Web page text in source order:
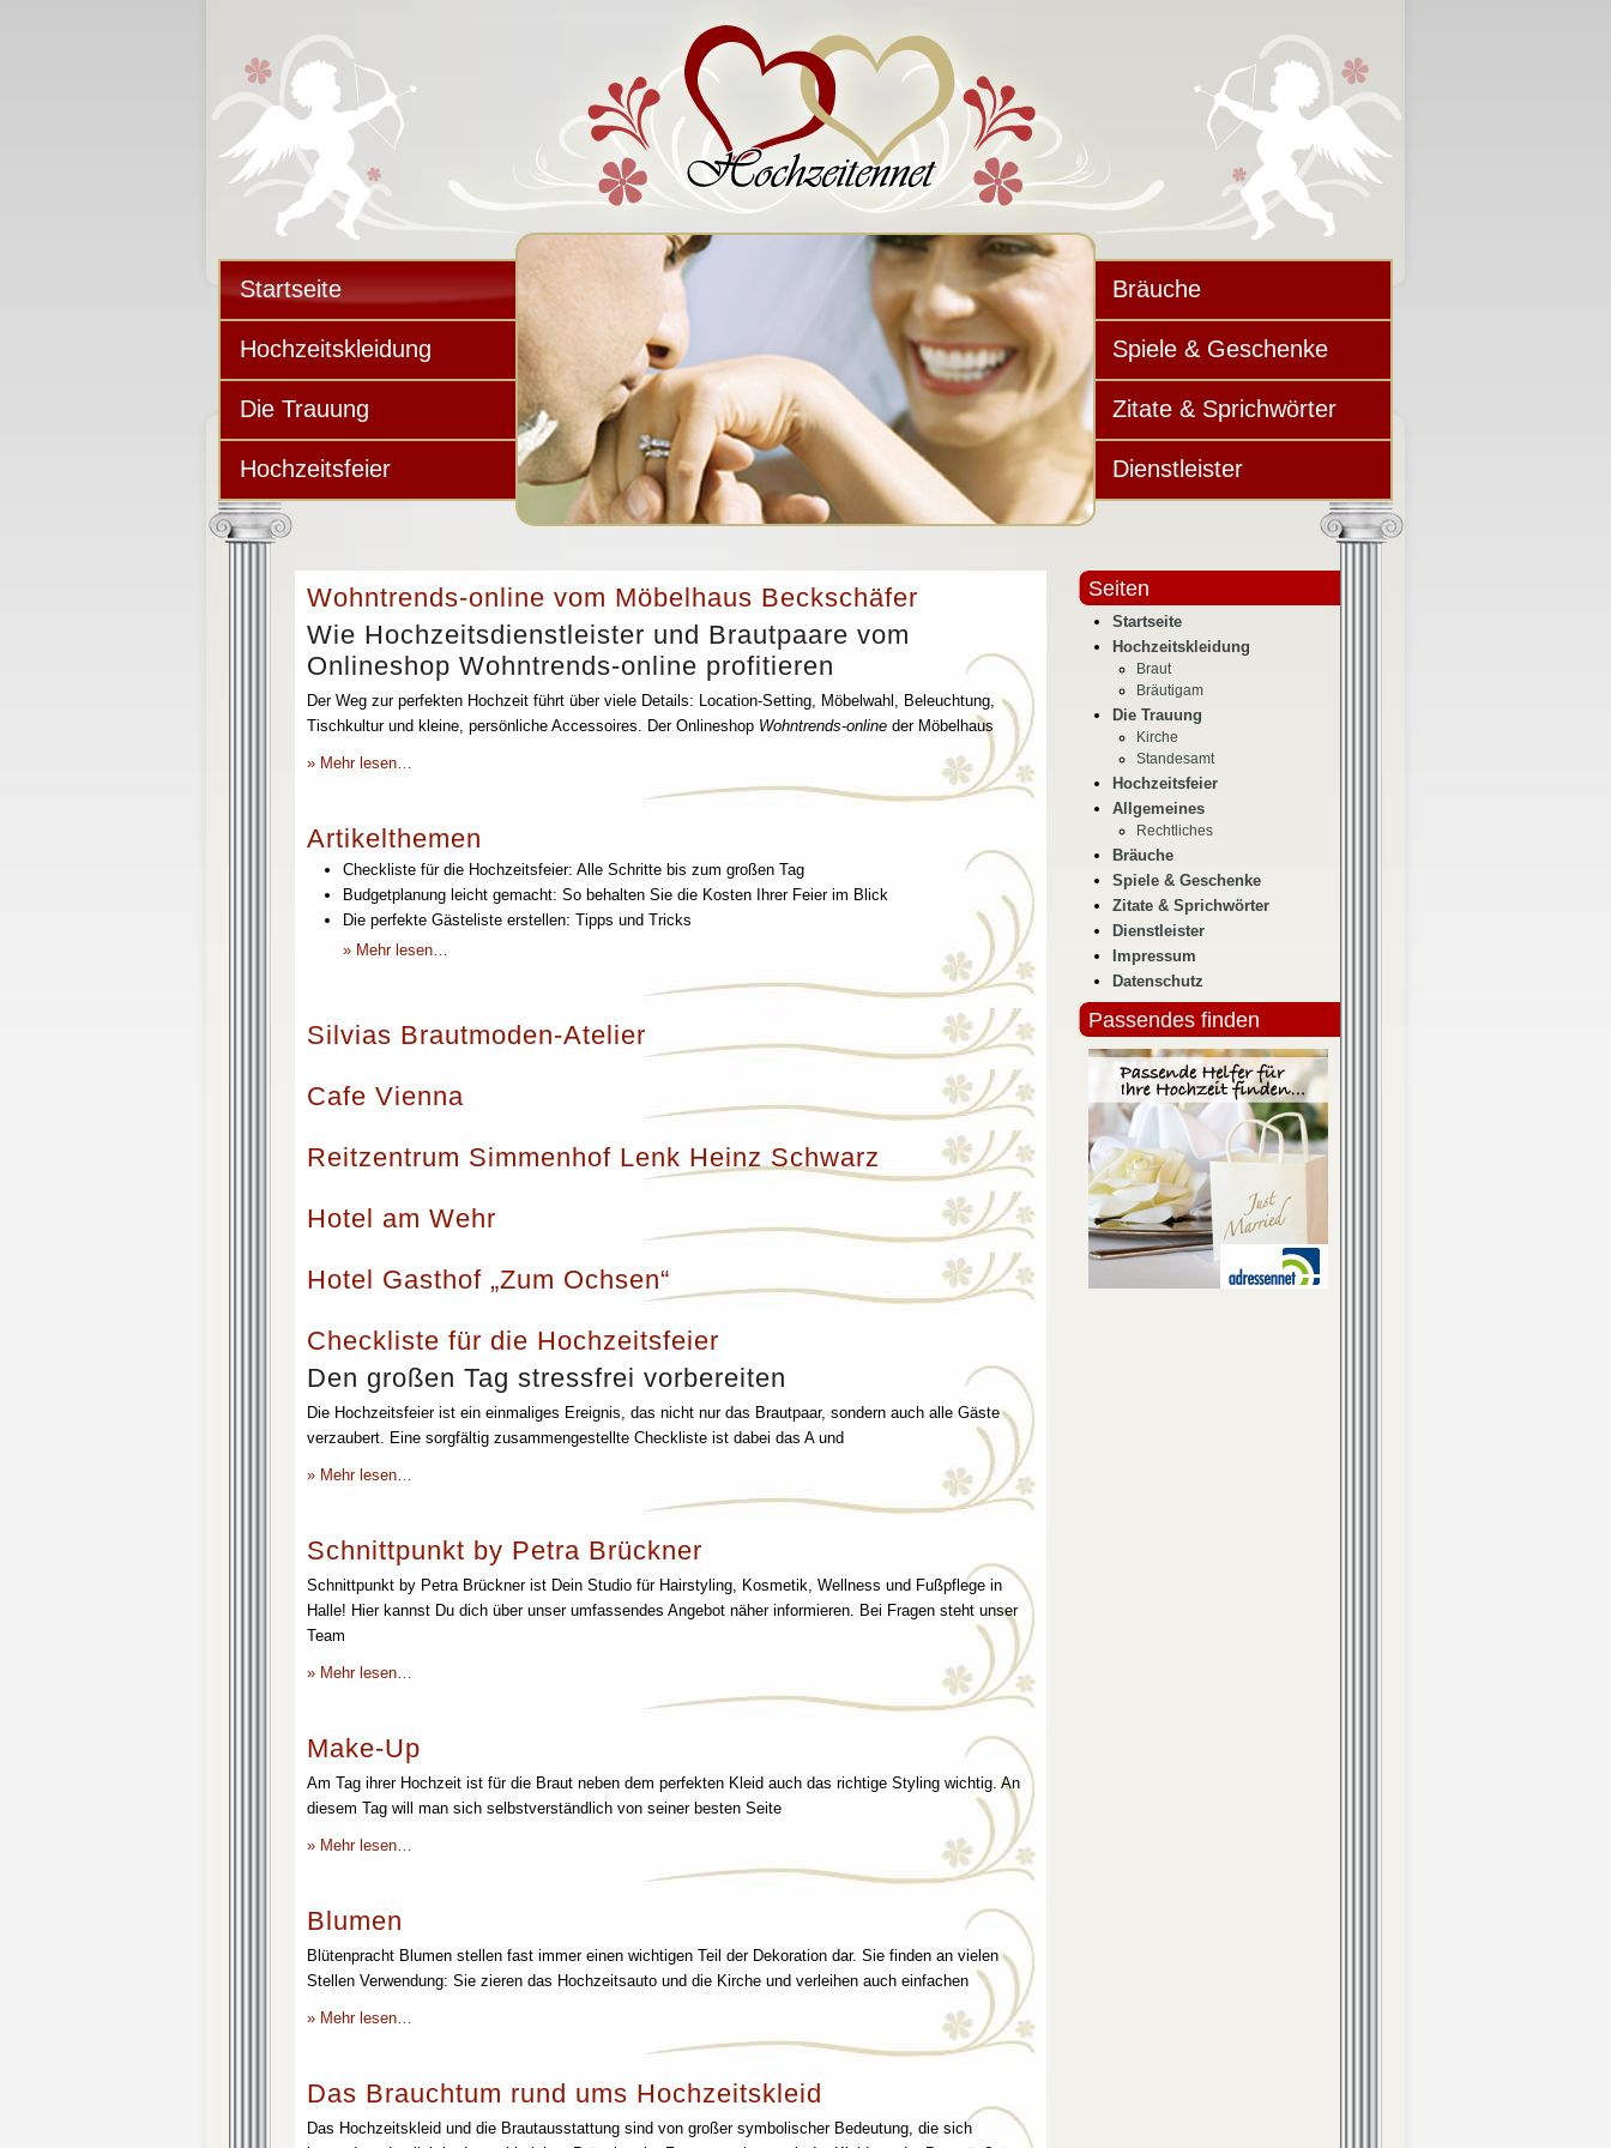
Startseite
Hochzeitskleidung
Die Trauung
Hochzeitsfeier
Bräuche
Spiele & Geschenke
Zitate & Sprichwörter
Dienstleister
Wohntrends-online vom Möbelhaus Beckschäfer
Wie Hochzeitsdienstleister und Brautpaare vom
Onlineshop Wohntrends-online profitieren
Der Weg zur perfekten Hochzeit führt über viele Details: Location-Setting, Möbelwahl, Beleuchtung,
Tischkultur und kleine, persönliche Accessoires. Der Onlineshop Wohntrends-online der Möbelhaus
» Mehr lesen…
Artikelthemen
Checkliste für die Hochzeitsfeier: Alle Schritte bis zum großen Tag
Budgetplanung leicht gemacht: So behalten Sie die Kosten Ihrer Feier im Blick
Die perfekte Gästeliste erstellen: Tipps und Tricks
» Mehr lesen…
Silvias Brautmoden-Atelier
Cafe Vienna
Reitzentrum Simmenhof Lenk Heinz Schwarz
Hotel am Wehr
Hotel Gasthof „Zum Ochsen“
Checkliste für die Hochzeitsfeier
Den großen Tag stressfrei vorbereiten
Die Hochzeitsfeier ist ein einmaliges Ereignis, das nicht nur das Brautpaar, sondern auch alle Gäste
verzaubert. Eine sorgfältig zusammengestellte Checkliste ist dabei das A und
» Mehr lesen…
Schnittpunkt by Petra Brückner
Schnittpunkt by Petra Brückner ist Dein Studio für Hairstyling, Kosmetik, Wellness und Fußpflege in
Halle! Hier kannst Du dich über unser umfassendes Angebot näher informieren. Bei Fragen steht unser
Team
» Mehr lesen…
Make-Up
Am Tag ihrer Hochzeit ist für die Braut neben dem perfekten Kleid auch das richtige Styling wichtig. An
diesem Tag will man sich selbstverständlich von seiner besten Seite
» Mehr lesen…
Blumen
Blütenpracht Blumen stellen fast immer einen wichtigen Teil der Dekoration dar. Sie finden an vielen
Stellen Verwendung: Sie zieren das Hochzeitsauto und die Kirche und verleihen auch einfachen
» Mehr lesen…
Das Brauchtum rund ums Hochzeitskleid
Das Hochzeitskleid und die Brautausstattung sind von großer symbolischer Bedeutung, die sich
Seiten
Startseite
Hochzeitskleidung
Braut
Bräutigam
Die Trauung
Kirche
Standesamt
Hochzeitsfeier
Allgemeines
Rechtliches
Bräuche
Spiele & Geschenke
Zitate & Sprichwörter
Dienstleister
Impressum
Datenschutz
Passendes finden